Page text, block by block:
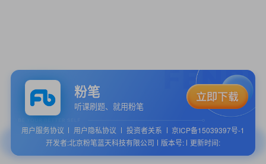
粉笔
听课刷题、就用粉笔
用户服务协议 用户隐私协议 投资者关系
京ICP备15039397号-1
开发者:北京粉笔蓝天科技有限公司
版本号: 更新时间: